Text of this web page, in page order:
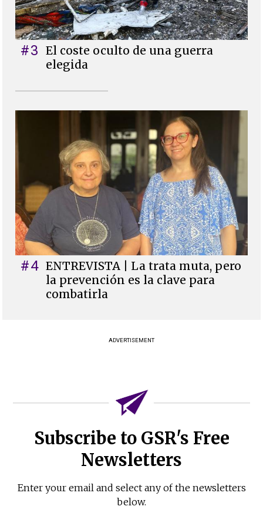
#3 El coste oculto de una guerra
elegida
#4 ENTREVISTA | La trata muta, pero
la prevención es la clave para
combatirla
ADVERTISEMENT
Subscribe to GSR's Free
Newsletters
Enter your email and select any of the newsletters
below.